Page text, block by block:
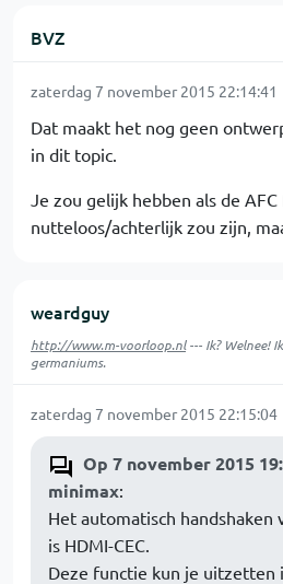
BVZ
zaterdag 7 november 2015 22:14:41
Dat maakt het nog geen
in dit topic.
Je zou gelijk hebben als de
nutteloos/achterlijk zou zijn,
weardguy
http://www.m-voorloop.nl--- Ik? Welnee!
germaniums.
zaterdag 7 november 2015 22:15:04
Op 7 november 2015
minimax:
Het automatisch handshaken
is HDMI-CEC.
Deze functie kun je uitzetten